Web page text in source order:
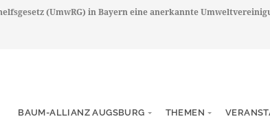
(UmwRG) in Bayern eine anerkannte
BAUM-ALLIANZ AUGSBURG THEMEN